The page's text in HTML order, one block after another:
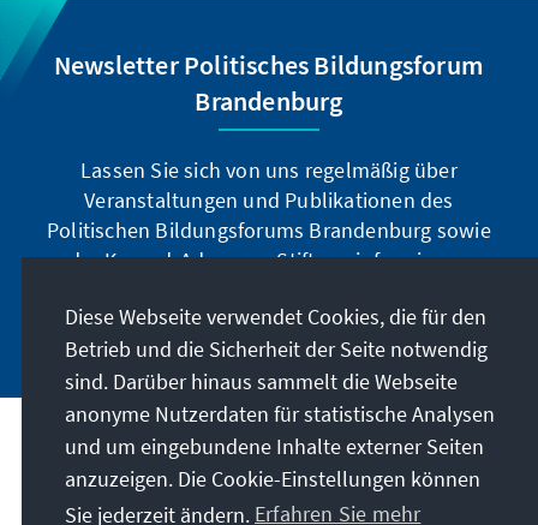
Newsletter Politisches Bildungsforum
Brandenburg
Lassen Sie sich von uns regelmäßig über
Veranstaltungen und Publikationen des
Politischen Bildungsforums Brandenburg sowie
der Konrad-Adenauer-Stiftung informieren.
Jetzt abonnieren
Anschrift
Kontakt
Diese Webseite verwendet Cookies, die für den
Betrieb und die Sicherheit der Seite notwendig
sind. Darüber hinaus sammelt die Webseite
anonyme Nutzerdaten für statistische Analysen
und um eingebundene Inhalte externer Seiten
anzuzeigen. Die Cookie-Einstellungen können
Sie jederzeit ändern. Erfahren Sie mehr